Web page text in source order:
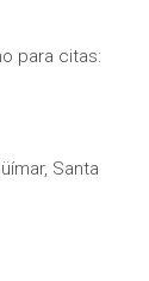
para citas:
Santa